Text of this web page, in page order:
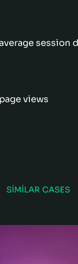
session
views
SIMILAR CASES